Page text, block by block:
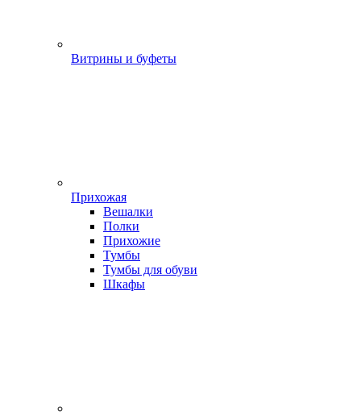
Витрины и буфеты
Прихожая
Вешалки
Полки
Прихожие
Тумбы
Тумбы для обуви
Шкафы